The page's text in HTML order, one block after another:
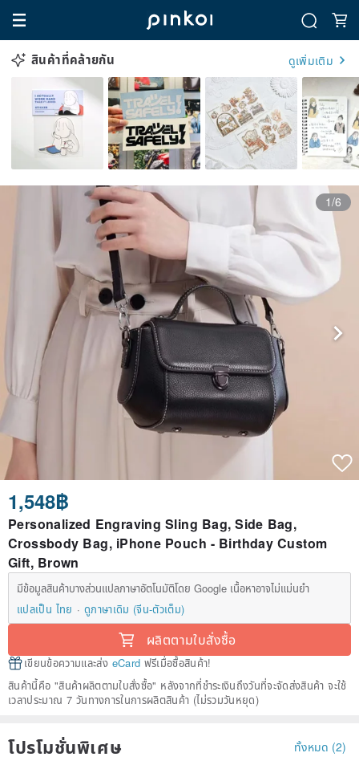
สินค้าที่คล้ายกัน ดูเพิ่มเติม
1/6
1,548฿
Personalized Engraving Sling Bag, Side Bag,
Crossbody Bag, iPhone Pouch - Birthday Custom
Gift, Brown
มีข้อมูลสินค้าบางส่วนแปลภาษาอัตโนมัติโดย Google เนื้อหาอาจไม่แม่นยำ
แปลเป็น ไทย
ดูภาษาเดิม (จีน-ตัวเต็ม)
ผลิตตามใบสั่งซื้อ
เขียนข้อความและส่ง eCard ฟรีเมื่อซื้อสินค้า!
สินค้านี้คือ "สินค้าผลิตตามใบสั่งซื้อ" หลังจากที่ชำระเงินถึงวันที่จะจัดส่งสินค้า จะใช้
เวลาประมาณ 7 วันทางการในการผลิตสินค้า (ไม่รวมวันหยุด)
โปรโมชั่นพิเศษ ทั้งหมด (2)